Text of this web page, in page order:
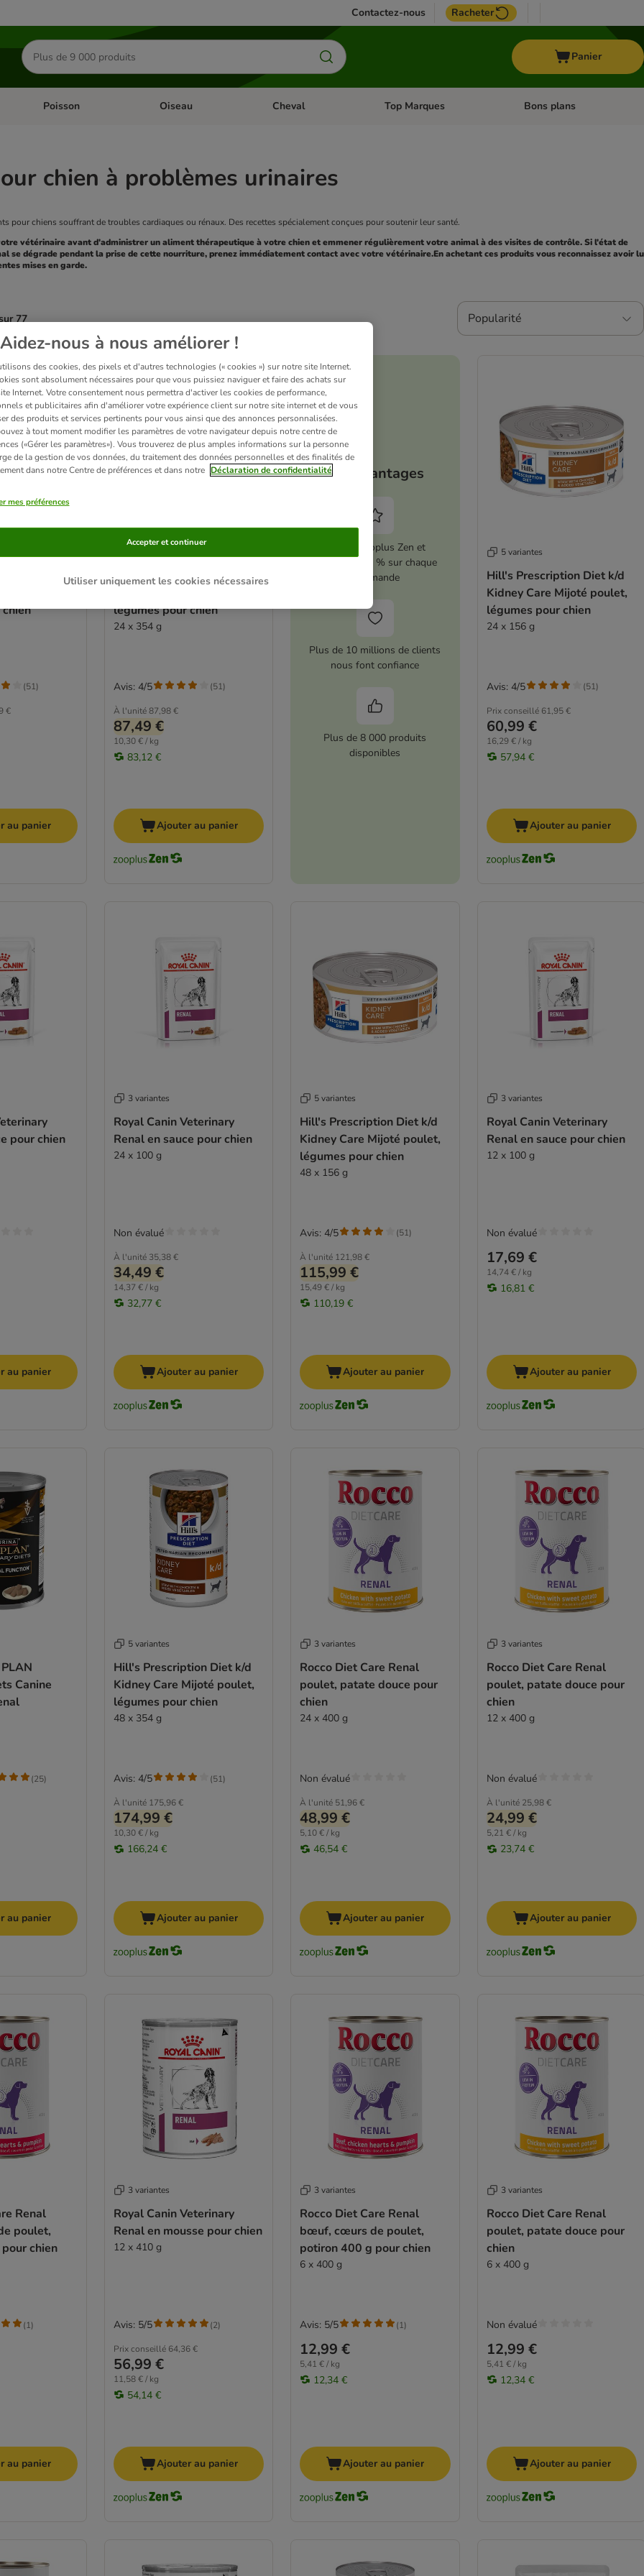
Contactez-nous Racheter
Rechercher
des
produits
Panier
Dérouler les catégories: Rongeur & Co
Poisson Dérouler les catégories: Poisson
Oiseau Dérouler les catégories: Oiseau
Cheval Dérouler les catégories: Cheval
Top Marques Dérouler les catégories: Top
Bons plans
chien à problèmes urinaires
pour chiens souffrant de troubles cardiaques ou rénaux. Des recettes spécialement conçues pour soutenir leur santé.
vétérinaire avant d'administrer un aliment thérapeutique à votre chien et emmener régulièrement votre animal à des visites de contrôle. Si l'état de
se dégrade pendant la prise de cette nourriture, prenez immédiatement contact avec votre vétérinaire.En achetant ces produits vous reconnaissez avoir lu
mises en garde.
77 Popularité
been changed
Diet k/d
poulet,
€
(51)
au panier
Hill's Prescription Diet k/d
légumes pour chien
24 x 354 g
À l'unité 87,98 €
87,49 €
10,30 € / kg
83,12 €
Avis: 4/5 (51)
Ajouter au panier
Vos avantages
Activez zooplus Zen et
économisez 5 % sur chaque
commande
Plus de 10 millions de clients
nous font confiance
Plus de 8 000 produits
disponibles
5 variantes
Hill's Prescription Diet k/d
Kidney Care Mijoté poulet,
légumes pour chien
24 x 156 g
Prix conseillé 61,95 €
60,99 €
16,29 € / kg
57,94 €
Avis: 4/5 (51)
Ajouter au panier
pour chien
au panier
3 variantes
Royal Canin Veterinary
Renal en sauce pour chien
24 x 100 g
À l'unité 35,38 €
34,49 €
14,37 € / kg
32,77 €
Non évalué
Ajouter au panier
5 variantes
Hill's Prescription Diet k/d
Kidney Care Mijoté poulet,
légumes pour chien
48 x 156 g
À l'unité 121,98 €
115,99 €
15,49 € / kg
110,19 €
Avis: 4/5 (51)
Ajouter au panier
3 variantes
Royal Canin Veterinary
Renal en sauce pour chien
12 x 100 g
17,69 €
14,74 € / kg
16,81 €
Non évalué
Ajouter au panier
Canine
(25)
au panier
5 variantes
Hill's Prescription Diet k/d
Kidney Care Mijoté poulet,
légumes pour chien
48 x 354 g
À l'unité 175,96 €
174,99 €
10,30 € / kg
166,24 €
Avis: 4/5 (51)
Ajouter au panier
3 variantes
Rocco Diet Care Renal
poulet, patate douce pour
chien
24 x 400 g
À l'unité 51,96 €
48,99 €
5,10 € / kg
46,54 €
Non évalué
Ajouter au panier
3 variantes
Rocco Diet Care Renal
poulet, patate douce pour
chien
12 x 400 g
À l'unité 25,98 €
24,99 €
5,21 € / kg
23,74 €
Non évalué
Ajouter au panier
Renal
poulet,
chien
(1)
au panier
3 variantes
Royal Canin Veterinary
Renal en mousse pour chien
12 x 410 g
Prix conseillé 64,36 €
56,99 €
11,58 € / kg
54,14 €
Avis: 5/5 (2)
Ajouter au panier
3 variantes
Rocco Diet Care Renal
bœuf, cœurs de poulet,
potiron 400 g pour chien
6 x 400 g
12,99 €
5,41 € / kg
12,34 €
Avis: 5/5 (1)
Ajouter au panier
3 variantes
Rocco Diet Care Renal
poulet, patate douce pour
chien
6 x 400 g
12,99 €
5,41 € / kg
12,34 €
Non évalué
Ajouter au panier
Aidez-nous à nous améliorer !
des cookies, des pixels et d'autres technologies (« cookies ») sur notre site Internet.
sont absolument nécessaires pour que vous puissiez naviguer et faire des achats sur
Internet. Votre consentement nous permettra d'activer les cookies de performance,
et publicitaires afin d'améliorer votre expérience client sur notre site internet et de vous
des produits et services pertinents pour vous ainsi que des annonces personnalisées.
à tout moment modifier les paramètres de votre navigateur depuis notre centre de
(«Gérer les paramètres»). Vous trouverez de plus amples informations sur la personne
de la gestion de vos données, du traitement des données personnelles et des finalités de
dans notre Centre de préférences et dans notre Déclaration de confidentialité
mes préférences
Utiliser uniquement les cookies nécessaires
Accepter et continuer